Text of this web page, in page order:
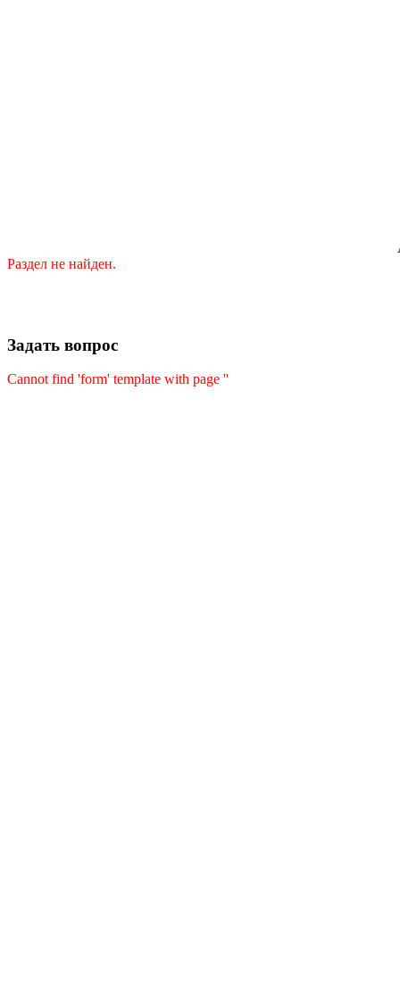
Раздел не найден.
Задать вопрос
Cannot find 'form' template with page ''